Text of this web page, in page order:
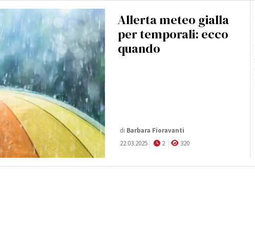
Allerta meteo gialla
per temporali: ecco
quando
di Barbara Fioravanti
22.03.2025
2 320